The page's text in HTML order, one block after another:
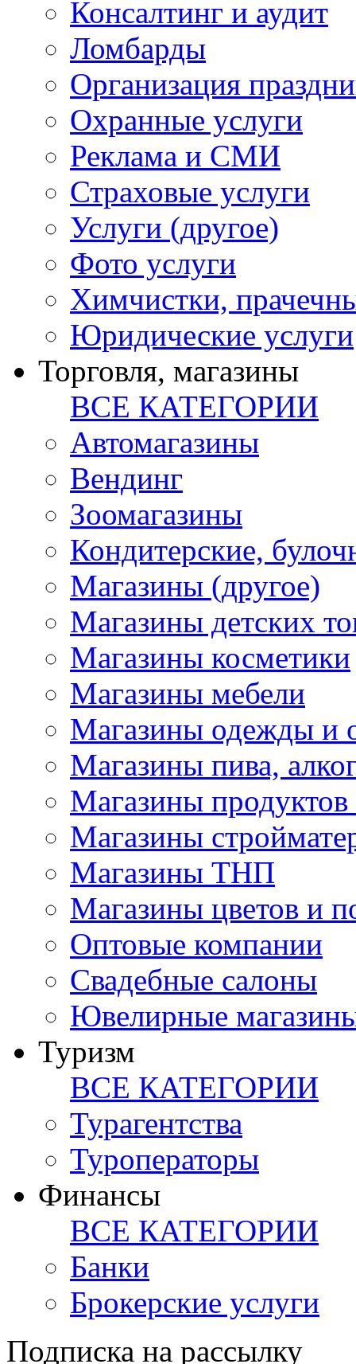
Консалтинг и аудит
Ломбарды
Организация
Охранные услуги
Реклама и СМИ
Страховые услуги
Услуги (другое)
Фото услуги
Химчистки,
Юридические услуги
Торговля, магазины
ВСЕ КАТЕГОРИИ
Автомагазины
Вендинг
Зоомагазины
Кондитерские,
Магазины (другое)
Магазины детских
Магазины косметики
Магазины мебели
Магазины одежды и
Магазины пива,
Магазины продуктов
Магазины
Магазины ТНП
Магазины цветов и
Оптовые компании
Свадебные салоны
Ювелирные
Туризм
ВСЕ КАТЕГОРИИ
Турагентства
Туроператоры
Финансы
ВСЕ КАТЕГОРИИ
Банки
Брокерские услуги
Подписка на рассылку